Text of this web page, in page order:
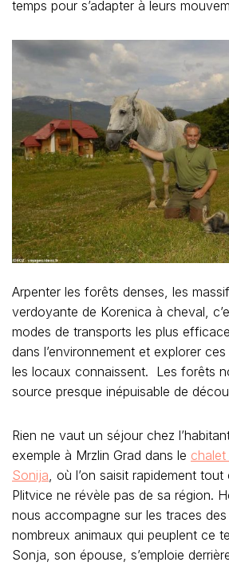
temps pour s’adapter à leurs
Arpenter les forêts denses, les
verdoyante de Korenica à cheval,
modes de transports les plus
dans l’environnement et explorer
les locaux connaissent. Les forêts
source presque inépuisable de
Rien ne vaut un séjour chez
exemple à Mrzlin Grad dans le
Sonija, où l’on saisit rapidement
Plitvice ne révèle pas de sa région.
nous accompagne sur les traces
nombreux animaux qui peuplent ce
Sonja, son épouse, s’emploie